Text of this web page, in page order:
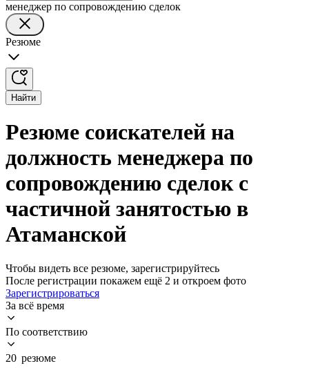
менеджер по сопровождению сделок
Резюме
Найти
Резюме соискателей на
должность менеджера по
сопровождению сделок с
частичной занятостью в
Атаманской
Чтобы видеть все резюме, зарегистрируйтесь
После регистрации покажем ещё 2 и откроем фото
Зарегистрироваться
За всё время
По соответствию
20 резюме